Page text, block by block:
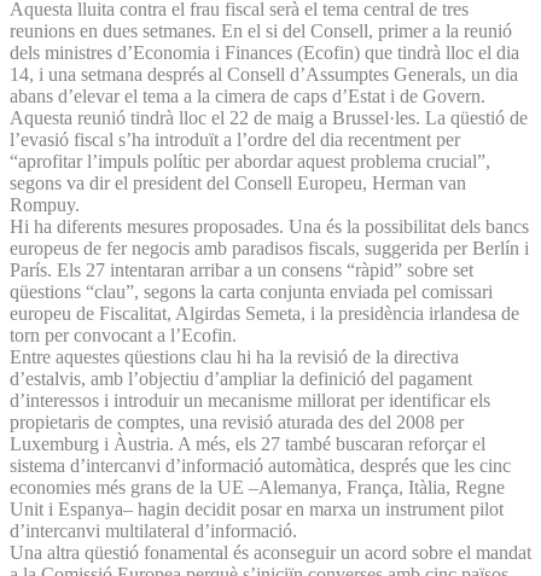
Aquesta lluita contra el frau fiscal serà el tema central de tres
reunions en dues setmanes. En el si del Consell, primer a la reunió
dels ministres d’Economia i Finances (Ecofin) que tindrà lloc el dia
14, i una setmana després al Consell d’Assumptes Generals, un dia
abans d’elevar el tema a la cimera de caps d’Estat i de Govern.
Aquesta reunió tindrà lloc el 22 de maig a Brussel·les. La qüestió de
l’evasió fiscal s’ha introduït a l’ordre del dia recentment per
“aprofitar l’impuls polític per abordar aquest problema crucial”,
segons va dir el president del Consell Europeu, Herman van
Rompuy.
Hi ha diferents mesures proposades. Una és la possibilitat dels bancs
europeus de fer negocis amb paradisos fiscals, suggerida per Berlín i
París. Els 27 intentaran arribar a un consens “ràpid” sobre set
qüestions “clau”, segons la carta conjunta enviada pel comissari
europeu de Fiscalitat, Algirdas Semeta, i la presidència irlandesa de
torn per convocant a l’Ecofin.
Entre aquestes qüestions clau hi ha la revisió de la directiva
d’estalvis, amb l’objectiu d’ampliar la definició del pagament
d’interessos i introduir un mecanisme millorat per identificar els
propietaris de comptes, una revisió aturada des del 2008 per
Luxemburg i Àustria. A més, els 27 també buscaran reforçar el
sistema d’intercanvi d’informació automàtica, després que les cinc
economies més grans de la UE –Alemanya, França, Itàlia, Regne
Unit i Espanya– hagin decidit posar en marxa un instrument pilot
d’intercanvi multilateral d’informació.
Una altra qüestió fonamental és aconseguir un acord sobre el mandat